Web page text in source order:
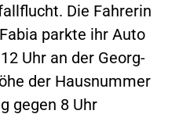
Die Fahrerin
parkte ihr Auto
Uhr an der Georg-
der Hausnummer
gegen 8 Uhr